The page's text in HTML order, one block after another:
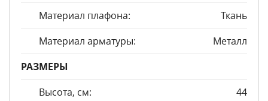
Материал плафона:
Ткань
Материал арматуры:
Металл
РАЗМЕРЫ
Высота, см:
44